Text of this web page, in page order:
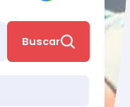
Buscar